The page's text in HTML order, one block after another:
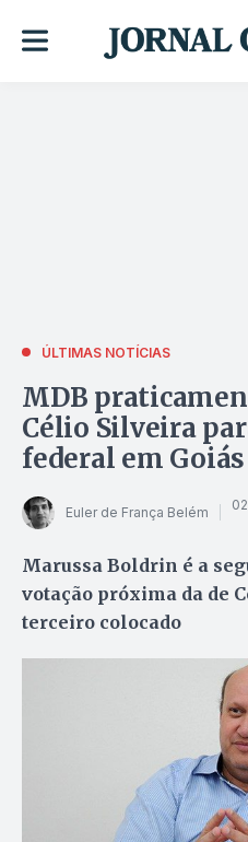
ÚLTIMAS NOTÍCIAS
MDB
Célio Silveira
federal em Goiás
Euler de França Belém
Marussa Boldrin é a
votação próxima da de
terceiro colocado